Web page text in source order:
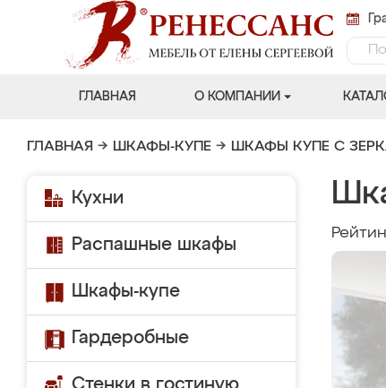
ГЛАВНАЯ О КОМПАНИИ
ГЛАВНАЯ → ШКАФЫ-КУПЕ → ШКАФЫ КУПЕ С
Кухни
Распашные шкафы
Шкафы-купе
Гардеробные
Стенки в гостиную